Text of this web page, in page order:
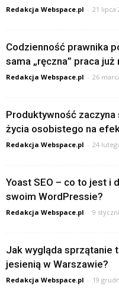
Redakcja Webspace.pl - 21 lipca
Codzienność prawnika
sama „ręczna” praca
Redakcja Webspace.pl - 26
Produktywność zaczyna
życia osobistego na
Redakcja Webspace.pl - 24
Yoast SEO – co to jest i
swoim WordPressie?
Redakcja Webspace.pl - 9
Jak wygląda sprzątanie
jesienią w Warszawie?
Redakcja Webspace.pl - 19